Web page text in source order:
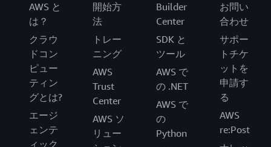
AWS と
は？
クラウ
ドコン
ピュー
ティン
グとは?
エージ
ェンテ
ィック
開始方
法
トレー
ニング
AWS
Trust
Center
AWS ソ
リュー
Builder
Center
SDK と
ツール
AWS で
の .NET
AWS で
の
Python
お問い
合わせ
サポー
トチケ
ットを
申請す
る
AWS
re:Post